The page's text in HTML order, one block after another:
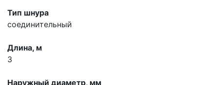
Тип шнура
соединительный
Длина, м
3
Наружный диаметр, мм